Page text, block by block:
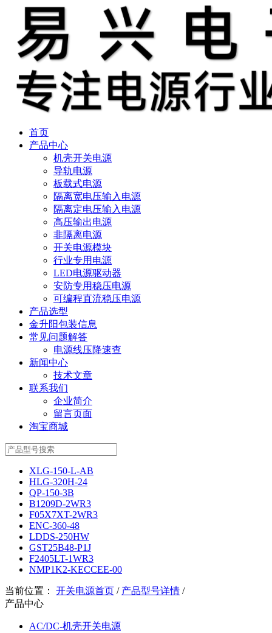
首页
产品中心
机壳开关电源
导轨电源
板载式电源
隔离宽电压输入电源
隔离定电压输入电源
高压输出电源
非隔离电源
开关电源模块
行业专用电源
LED电源驱动器
安防专用稳压电源
可编程直流稳压电源
产品选型
金升阳包装信息
常见问题解答
电源线压降速查
新闻中心
技术文章
联系我们
企业简介
留言页面
淘宝商城
XLG-150-L-AB
HLG-320H-24
QP-150-3B
B1209D-2WR3
F05X7XT-2WR3
ENC-360-48
LDDS-250HW
GST25B48-P1J
F2405LT-1WR3
NMP1K2-KECCEE-00
当前位置： 开关电源首页 / 产品型号详情 /
产品中心
AC/DC-机壳开关电源